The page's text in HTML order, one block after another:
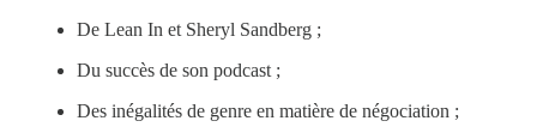
De Lean In et Sheryl Sandberg ;
Du succès de son podcast ;
Des inégalités de genre en matière de négociation ;